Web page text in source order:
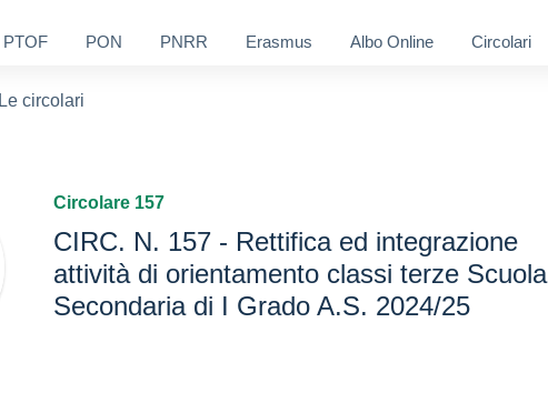
PTOF PON PNRR Erasmus Albo Online Circolari
Le circolari
Circolare 157
CIRC. N. 157 - Rettifica ed integrazione
attività di orientamento classi terze Scuola
Secondaria di I Grado A.S. 2024/25